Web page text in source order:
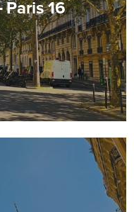
Paris 16